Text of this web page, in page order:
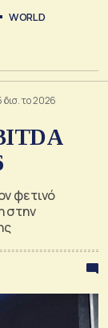
WORLD
δισ. το 2026
φετινό
στην